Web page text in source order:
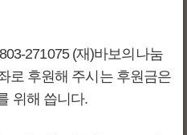
271075 (재)바보의나눔
로 후원해 주시는 후원금은
위해 씁니다.